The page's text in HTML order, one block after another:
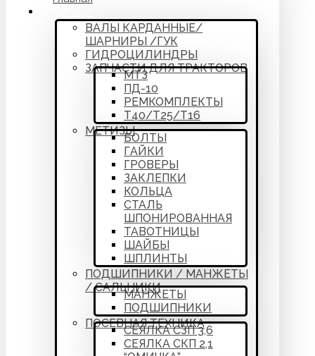
ВАЛЫ КАРДАННЫЕ/
ШАРНИРЫ /ГУК
ГИДРОЦИЛИНДРЫ
ЗАПЧАСТИ ДЛЯ ТРАКТОРОВ
МТЗ
ПД-10
РЕМКОМПЛЕКТЫ
Т40/Т25/Т16
МЕТИЗЫ
БОЛТЫ
ГАЙКИ
ГРОВЕРЫ
ЗАКЛЕПКИ
КОЛЬЦА
СТАЛЬ
ШПОНИРОВАННАЯ
ТАВОТНИЦЫ
ШАЙБЫ
ШПЛИНТЫ
ПОДШИПНИКИ / МАНЖЕТЫ
/ САЛЬНИКИ
МАНЖЕТЫ
ПОДШИПНИКИ
ПОСЕВНАЯ ТЕХНИКА
СЕЯЛКА СЗП 3,6
СЕЯЛКА СКП 2,1